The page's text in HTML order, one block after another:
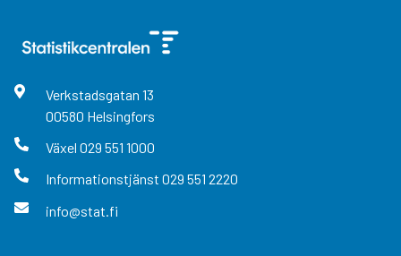
Verkstadsgatan 13
00580 Helsingfors
Växel 029 551 1000
Informationstjänst 029 551 2220
info@stat.fi